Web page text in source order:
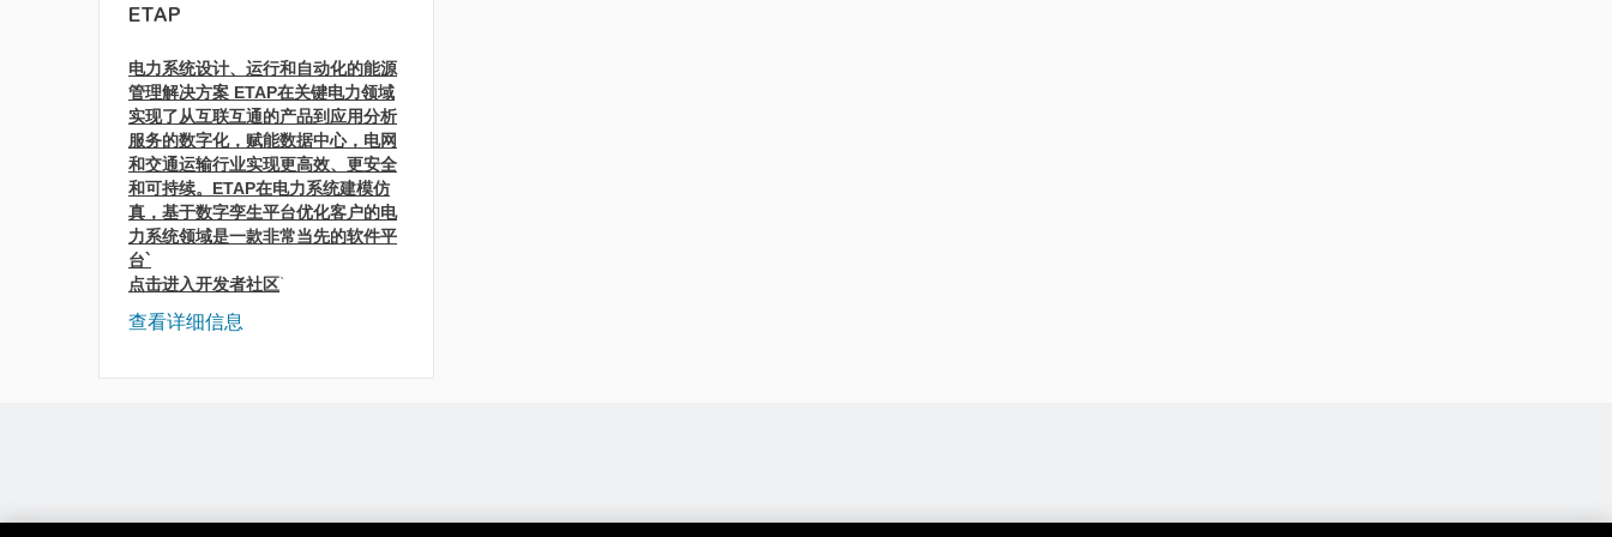
ETAP
电力系统设计、运行和自动化的能源
管理解决方案 ETAP在关键电力领域
实现了从互联互通的产品到应用分析
服务的数字化，赋能数据中心，电网
和交通运输行业实现更高效、更安全
和可持续。ETAP在电力系统建模仿
真，基于数字孪生平台优化客户的电
力系统领域是一款非常当先的软件平
台`
点击进入开发者社区`
查看详细信息